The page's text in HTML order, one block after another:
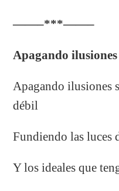
——–***——–
Apagando ilusiones
Apagando ilusiones
débil
Fundiendo las luces
Y los ideales que